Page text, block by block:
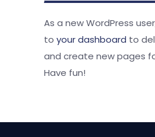
As a new WordPress
to your dashboard to
and create new pages
Have fun!